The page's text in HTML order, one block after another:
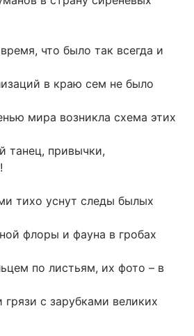
что было так всегда и
в краю сем не было
мира возникла схема этих
танец, привычки,
тихо уснут следы былых
флоры и фауна в гробах
по листьям, их фото – в
с зарубками великих